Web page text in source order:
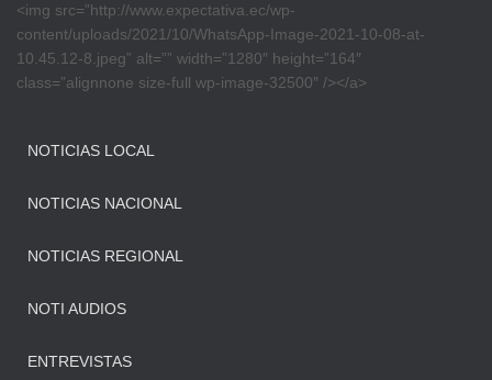
<img src=”http://www.expectativa.ec/wp-
content/uploads/2021/10/WhatsApp-Image-2021-10-08-at-
10.45.12-8.jpeg” alt=”” width=”1280″ height=”164″
class=”alignnone size-full wp-image-32500″ /></a>
NOTICIAS LOCAL
NOTICIAS NACIONAL
NOTICIAS REGIONAL
NOTI AUDIOS
ENTREVISTAS